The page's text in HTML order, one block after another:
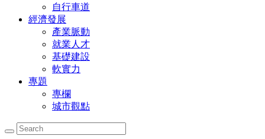
自行車道
經濟發展
產業脈動
就業人才
基礎建設
軟實力
專題
專欄
城市觀點